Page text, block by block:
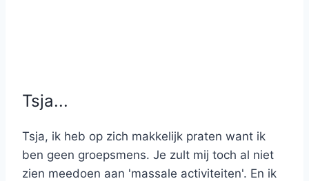
Tsja...
Tsja, ik heb op zich makkelijk praten want ik
ben geen groepsmens. Je zult mij toch al niet
zien meedoen aan 'massale activiteiten'. En ik